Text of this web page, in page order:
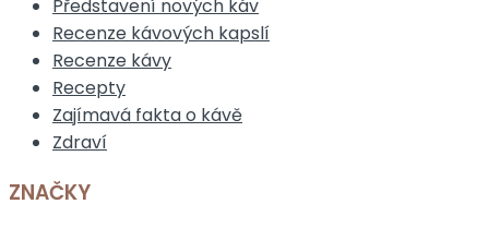
Představení nových káv
Recenze kávových kapslí
Recenze kávy
Recepty
Zajímavá fakta o kávě
Zdraví
ZNAČKY